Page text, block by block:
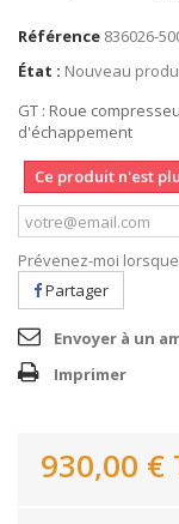
Référence 836026-
État : Nouveau
GT : Roue
d'échappement
Ce produit n'est
Prévenez-moi
Partager
Envoyer à un
Imprimer
930,00 €